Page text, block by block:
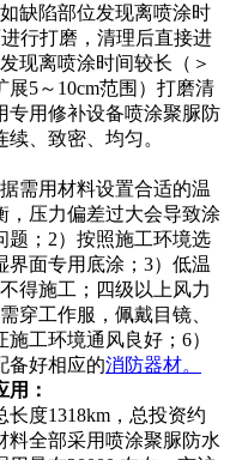
缺陷部位发现离喷涂时
行打磨，清理后直接进
现离喷涂时间较长（＞
5～10cm范围）打磨清
专用修补设备喷涂聚脲防
、致密、均匀。
需用材料设置合适的温
，压力偏差过大会导致涂
题；2）按照施工环境选
界面专用底涂；3）低温
得施工；四级以上风力
穿工作服，佩戴目镜、
工环境通风良好；6）
备好相应的消防器材。
：
度1318km，总投资约
料全部采用喷涂聚脲防水